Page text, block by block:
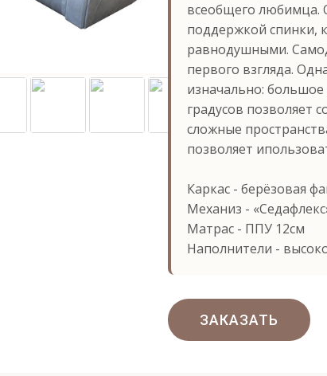
всеобщего любимца.
поддержкой спинки,
равнодушными.
первого взгляда.
изначально: большое
градусов позволяет
сложные
позволяет
Каркас - берёзовая
Механиз -
Матрас - ППУ 12см
Наполнители -
ЗАКАЗАТЬ